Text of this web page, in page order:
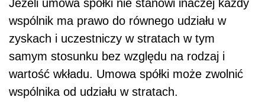
Jeżeli umowa spółki nie stanowi inaczej każdy
wspólnik ma prawo do równego udziału w
zyskach i uczestniczy w stratach w tym
samym stosunku bez względu na rodzaj i
wartość wkładu. Umowa spółki może zwolnić
wspólnika od udziału w stratach.